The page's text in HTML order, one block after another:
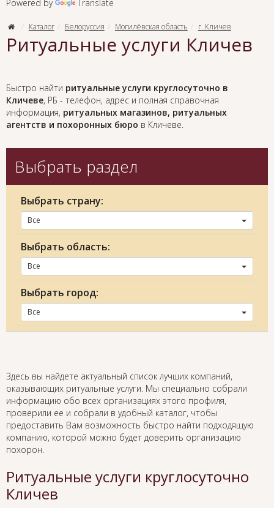
Powered by Translate
Каталог Белоруссия Могилёвская область г. Кличев
Ритуальные услуги Кличев
Быстро найти ритуальные услуги круглосуточно в
Кличеве, РБ - телефон, адрес и полная справочная
информация, ритуальных магазинов, ритуальных
агентств и похоронных бюро в Кличеве.
Выбрать раздел
Выбрать страну:
Все
Выбрать область:
Все
Выбрать город:
Все
Здесь вы найдете актуальный список лучших компаний,
оказывающих ритуальные услуги. Мы специально собрали
информацию обо всех организациях этого профиля,
проверили ее и собрали в удобный каталог, чтобы
предоставить Вам возможность быстро найти подходящую
компанию, которой можно будет доверить организацию
похорон.
Ритуальные услуги круглосуточно
Кличев